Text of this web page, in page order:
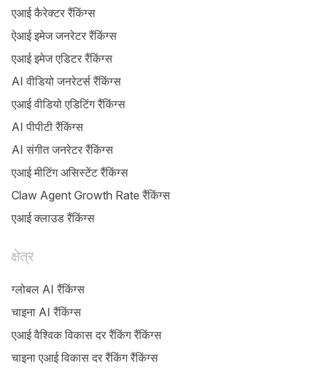
एआई कैरेक्टर रैंकिंग्स
ऐआई इमेज जनरेटर रैंकिंग्स
एआई इमेज एडिटर रैंकिंग्स
AI वीडियो जनरेटर्स रैंकिंग्स
एआई वीडियो एडिटिंग रैंकिंग्स
AI पीपीटी रैंकिंग्स
AI संगीत जनरेटर रैंकिंग्स
एआई मीटिंग असिस्टेंट रैंकिंग्स
Claw Agent Growth Rate रैंकिंग्स
एआई क्लाउड रैंकिंग्स
क्षेत्र
ग्लोबल AI रैंकिंग्स
चाइना AI रैंकिंग्स
एआई वैश्विक विकास दर रैंकिंग रैंकिंग्स
चाइना एआई विकास दर रैंकिंग रैंकिंग्स